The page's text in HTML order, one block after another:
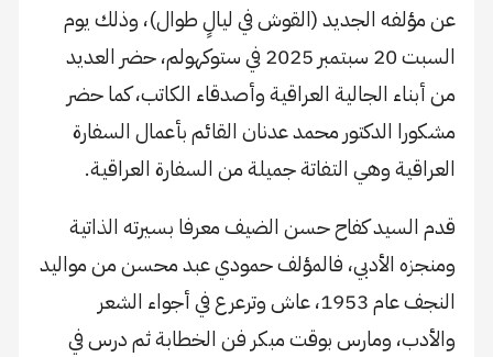
عن مؤلفه الجديد (القوش في ليالٍ طوال)، وذلك يوم
السبت 20 سبتمبر 2025 في ستوكهولم، حضر العديد
من أبناء الجالية العراقية وأصدقاء الكاتب، كما حضر
مشكورا الدكتور محمد عدنان القائم بأعمال السفارة
العراقية وهي التفاتة جميلة من السفارة العراقية.
قدم السيد كفاح حسن الضيف معرفا بسيرته الذاتية
ومنجزه الأدبي، فالمؤلف حمودي عبد محسن من مواليد
النجف عام 1953، عاش وترعرع في أجواء الشعر
والأدب، ومارس بوقت مبكر فن الخطابة ثم درس في